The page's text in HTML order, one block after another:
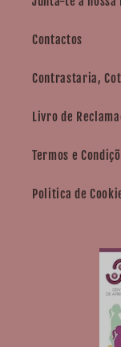
Contactos
Contrastaria,
Livro de
Termos e
Politica de